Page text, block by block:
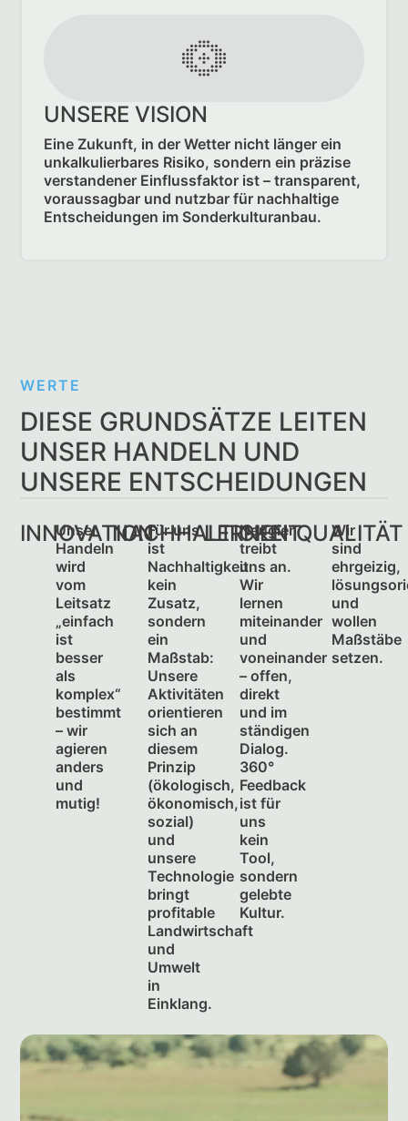
UNSERE VISION
Eine Zukunft, in der Wetter nicht länger ein
unkalkulierbares Risiko, sondern ein präzise
verstandener Einflussfaktor ist – transparent,
voraussagbar und nutzbar für nachhaltige
Entscheidungen im Sonderkulturanbau.
WERTE
DIESE GRUNDSÄTZE LEITEN
UNSER HANDELN UND
UNSERE ENTSCHEIDUNGEN
INNOVATION
Unser
Handeln
wird
vom
Leitsatz
„einfach
ist
besser
als
komplex“
bestimmt
– wir
agieren
anders
und
mutig!
NACHHALTIGKEIT
Für uns
ist
Nachhaltigkeit
kein
Zusatz,
sondern
ein
Maßstab:
Unsere
Aktivitäten
orientieren
sich an
diesem
Prinzip
(ökologisch,
ökonomisch,
sozial)
und
unsere
Technologie
bringt
profitable
Landwirtschaft
und
Umwelt
in
Einklang.
LERNEN
Neugier
treibt
uns an.
Wir
lernen
miteinander
und
voneinander
– offen,
direkt
und im
ständigen
Dialog.
360°
Feedback
ist für
uns
kein
Tool,
sondern
gelebte
Kultur.
QUALITÄT
Wir
sind
ehrgeizig,
und
wollen
Maßstäbe
setzen.